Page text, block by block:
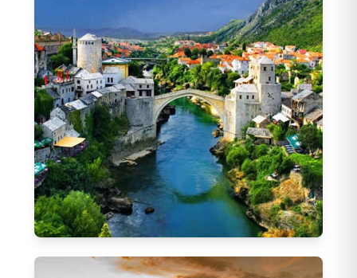
Shakira Mısır Konser Turları - 28 Kasım(21)
Shakira Katar Konser Turları - 18 Kasım(6)
Tarkan Dubai Konser Turları - 27 Kasım(9)
Ajda Pekkan Hollanda Konser Turu - 16
Ekim
(1)
Balkan Turları